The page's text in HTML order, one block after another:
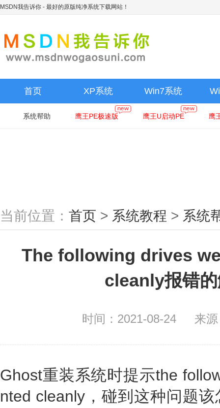
MSDN我告诉你 - 最好的原版纯净系统下载网站！
首页 XP系统 Win7系统
系统帮助 鹰王PE极速版 鹰王U启动PE 鹰
当前位置： 首页 > 系统教程 > 系统
The following drives
cleanly报错
时间：2021-08-24 来
Ghost重装系统时提示the
nted cleanly，碰到这种问题